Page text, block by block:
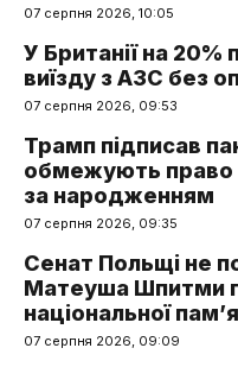
07 серпня 2026, 10:05
У Британії на 20%
виїзду з АЗС без
07 серпня 2026, 09:53
Трамп підписав
обмежують
за народженням
07 серпня 2026, 09:35
Сенат Польщі не
Матеуша Шпитми
національної
07 серпня 2026, 09:09